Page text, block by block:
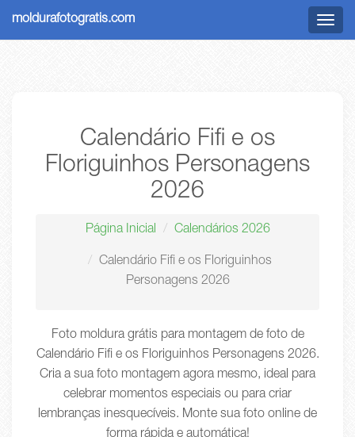
Menu
moldurafotogratis.com
Calendário Fifi e os
Floriguinhos Personagens
2026
Página Inicial Calendários 2026
Calendário Fifi e os Floriguinhos
Personagens 2026
Foto moldura grátis para montagem de foto de
Calendário Fifi e os Floriguinhos Personagens 2026.
Cria a sua foto montagem agora mesmo, ideal para
celebrar momentos especiais ou para criar
lembranças inesquecíveis. Monte sua foto online de